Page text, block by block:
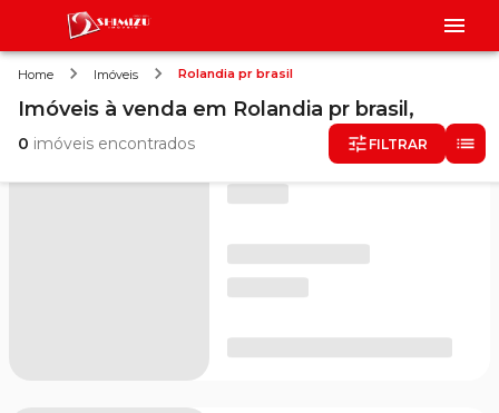
Home Imóveis Rolandia pr brasil
Imóveis à venda em Rolandia pr brasil,
0 imóveis encontrados FILTRAR